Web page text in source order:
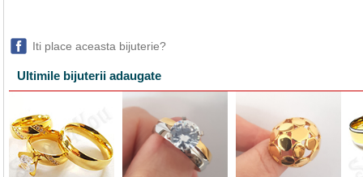
Iti place aceasta bijuterie?
Ultimile bijuterii adaugate